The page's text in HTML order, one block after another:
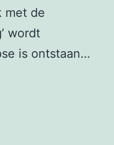
met de
wordt
is ontstaan…